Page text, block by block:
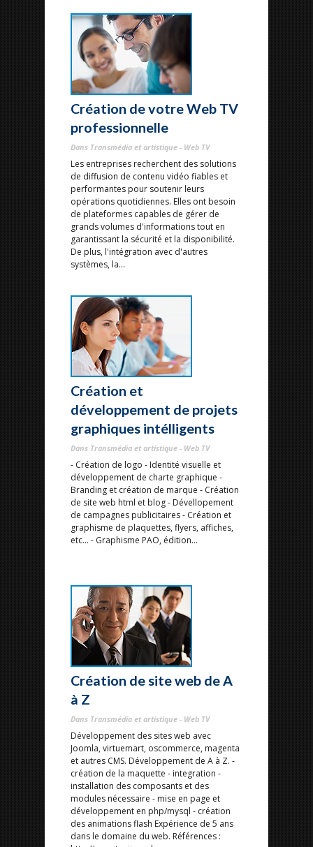
Création de votre Web TV
professionnelle
Dans Transmédia et artistique - Web TV
Les entreprises recherchent des solutions
de diffusion de contenu vidéo fiables et
performantes pour soutenir leurs
opérations quotidiennes. Elles ont besoin
de plateformes capables de gérer de
grands volumes d'informations tout en
garantissant la sécurité et la disponibilité.
De plus, l'intégration avec d'autres
systèmes, la...
Création et
développement de projets
graphiques intélligents
Dans Transmédia et artistique - Web TV
- Création de logo - Identité visuelle et
développement de charte graphique -
Branding et création de marque - Création
de site web html et blog - Dévellopement
de campagnes publicitaires - Création et
graphisme de plaquettes, flyers, affiches,
etc... - Graphisme PAO, édition...
Création de site web de A
à Z
Dans Transmédia et artistique - Web TV
Développement des sites web avec
Joomla, virtuemart, oscommerce, magenta
et autres CMS. Développement de A à Z. -
création de la maquette - integration -
installation des composants et des
modules nécessaire - mise en page et
développement en php/mysql - création
des animations flash Expérience de 5 ans
dans le domaine du web. Références :